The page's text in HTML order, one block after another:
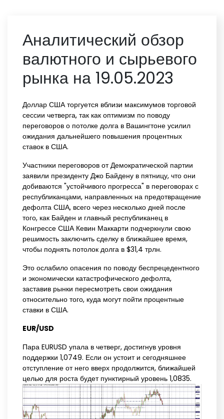
Аналитический обзор
валютного и сырьевого
рынка на 19.05.2023
Доллар США торгуется вблизи максимумов торговой
сессии четверга, так как оптимизм по поводу
переговоров о потолке долга в Вашингтоне усилил
ожидания дальнейшего повышения процентных
ставок в США.
Участники переговоров от Демократической партии
заявили президенту Джо Байдену в пятницу, что они
добиваются "устойчивого прогресса" в переговорах с
республиканцами, направленных на предотвращение
дефолта США, всего через несколько дней после
того, как Байден и главный республиканец в
Конгрессе США Кевин Маккарти подчеркнули свою
решимость заключить сделку в ближайшее время,
чтобы поднять потолок долга в $31,4 трлн.
Это ослабило опасения по поводу беспрецедентного
и экономически катастрофического дефолта,
заставив рынки пересмотреть свои ожидания
относительно того, куда могут пойти процентные
ставки в США.
EUR/USD
Пара EURUSD упала в четверг, достигнув уровня
поддержки 1,0749. Если он устоит и сегодняшнее
отступление от него вверх продолжится, ближайшей
целью для роста будет пунктирный уровень 1,0835.